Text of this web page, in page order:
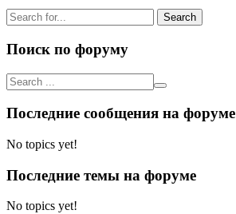
Search
for:
Поиск по форуму
Последние сообщения на форуме
No topics yet!
Последние темы на форуме
No topics yet!